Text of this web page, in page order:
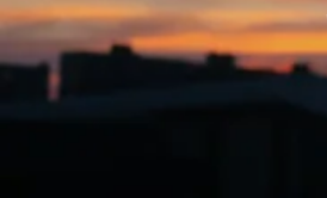
d
e
r